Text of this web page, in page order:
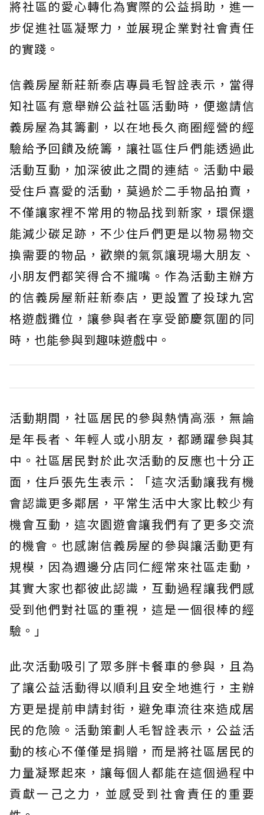
將社區的愛心轉化為實際的公益捐助，進一
步促進社區凝聚力，並展現企業對社會責任
的實踐。
信義房屋新莊新泰店專員毛智詮表示，當得
知社區有意舉辦公益社區活動時，便邀請信
義房屋為其籌劃，以在地長久商圈經營的經
驗給予回饋及統籌，讓社區住戶們能透過此
活動互動，加深彼此之間的連結。活動中最
受住戶喜愛的活動，莫過於二手物品拍賣，
不僅讓家裡不常用的物品找到新家，環保還
能減少碳足跡，不少住戶們更是以物易物交
換需要的物品，歡樂的氣氛讓現場大朋友、
小朋友們都笑得合不攏嘴。作為活動主辦方
的信義房屋新莊新泰店，更設置了投球九宮
格遊戲攤位，讓參與者在享受節慶氛圍的同
時，也能參與到趣味遊戲中。
活動期間，社區居民的參與熱情高漲，無論
是年長者、年輕人或小朋友，都踴躍參與其
中。社區居民對於此次活動的反應也十分正
面，住戶張先生表示：「這次活動讓我有機
會認識更多鄰居，平常生活中大家比較少有
機會互動，這次園遊會讓我們有了更多交流
的機會。也感謝信義房屋的參與讓活動更有
規模，因為週邊分店同仁經常來社區走動，
其實大家也都彼此認識，互動過程讓我們感
受到他們對社區的重視，這是一個很棒的經
驗。」
此次活動吸引了眾多胖卡餐車的參與，且為
了讓公益活動得以順利且安全地進行，主辦
方更是提前申請封街，避免車流往來造成居
民的危險。活動策劃人毛智詮表示，公益活
動的核心不僅僅是捐贈，而是將社區居民的
力量凝聚起來，讓每個人都能在這個過程中
貢獻一己之力，並感受到社會責任的重要